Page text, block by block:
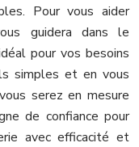
Pour vous aider
guidera dans le
pour vos besoins
simples et en vous
serez en mesure
de confiance pour
avec efficacité et